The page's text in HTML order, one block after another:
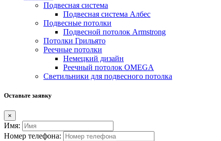
Подвесная система
Подвесная система Албес
Подвесные потолки
Подвесной потолок Armstrong
Потолки Грильято
Реечные потолки
Немецкий дизайн
Реечный потолок OMEGA
Светильники для подвесного потолка
Оставьте заявку
×
Имя:
Номер телефона: